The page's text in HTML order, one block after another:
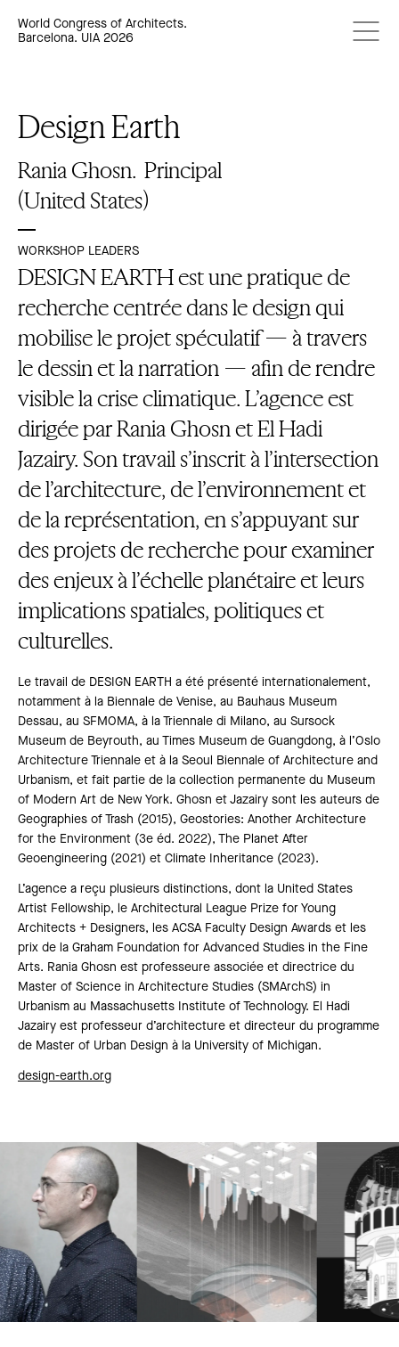
World Congress of Architects.
Barcelona. UIA 2026
Design Earth
Rania Ghosn. Principal
(United States)
WORKSHOP LEADERS
DESIGN EARTH est une pratique de
recherche centrée dans le design qui
mobilise le projet spéculatif — à travers
le dessin et la narration — afin de rendre
visible la crise climatique. L’agence est
dirigée par Rania Ghosn et El Hadi
Jazairy. Son travail s’inscrit à l’intersection
de l’architecture, de l’environnement et
de la représentation, en s’appuyant sur
des projets de recherche pour examiner
des enjeux à l’échelle planétaire et leurs
implications spatiales, politiques et
culturelles.
Le travail de DESIGN EARTH a été présenté internationalement,
notamment à la Biennale de Venise, au Bauhaus Museum
Dessau, au SFMOMA, à la Triennale di Milano, au Sursock
Museum de Beyrouth, au Times Museum de Guangdong, à l’Oslo
Architecture Triennale et à la Seoul Biennale of Architecture and
Urbanism, et fait partie de la collection permanente du Museum
of Modern Art de New York. Ghosn et Jazairy sont les auteurs de
Geographies of Trash (2015), Geostories: Another Architecture
for the Environment (3e éd. 2022), The Planet After
Geoengineering (2021) et Climate Inheritance (2023).
L’agence a reçu plusieurs distinctions, dont la United States
Artist Fellowship, le Architectural League Prize for Young
Architects + Designers, les ACSA Faculty Design Awards et les
prix de la Graham Foundation for Advanced Studies in the Fine
Arts. Rania Ghosn est professeure associée et directrice du
Master of Science in Architecture Studies (SMArchS) in
Urbanism au Massachusetts Institute of Technology. El Hadi
Jazairy est professeur d’architecture et directeur du programme
de Master of Urban Design à la University of Michigan.
design-earth.org